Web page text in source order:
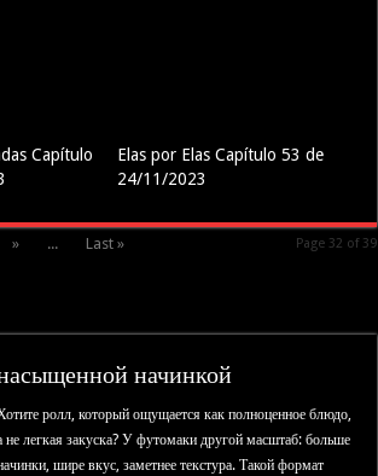
Capítulo
Elas por Elas Capítulo 53 de
24/11/2023
Page 32 of 39
» ... Last »
начинкой
ролл, который ощущается как полноценное блюдо,
не легкая закуска? У футомаки другой масштаб: больше
шире вкус, заметнее текстура. Такой формат